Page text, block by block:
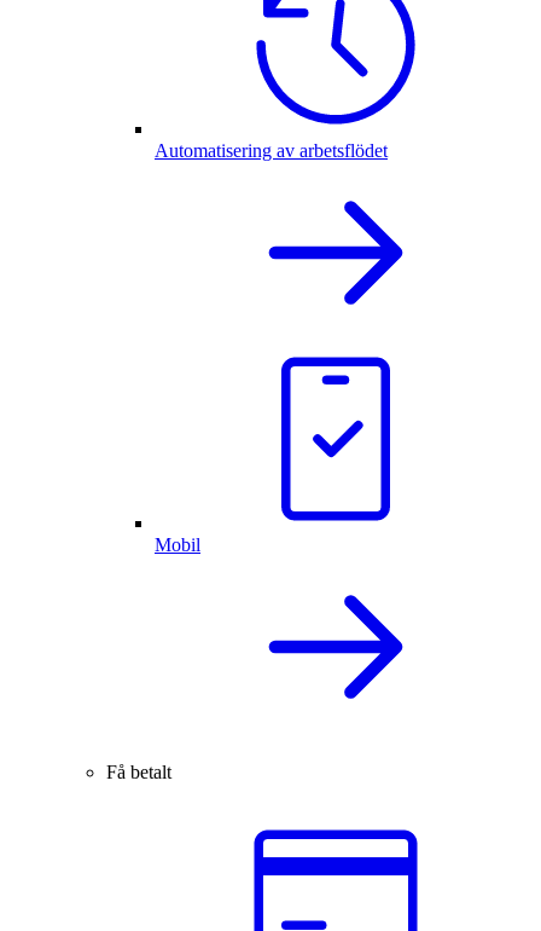
Automatisering av arbetsflödet
Mobil
Få betalt